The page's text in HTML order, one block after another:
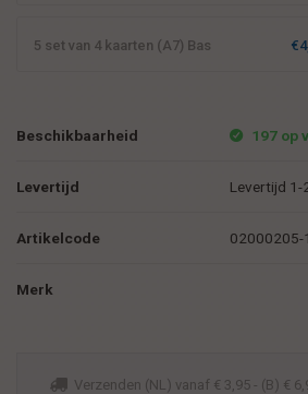
5 set van 4 kaarten (A7) Bas
Beschikbaarheid 197 op
Levertijd Levertijd 1-
Artikelcode 02000205-1
Merk
Verzenden (NL) vanaf € 3,95 - (B) €